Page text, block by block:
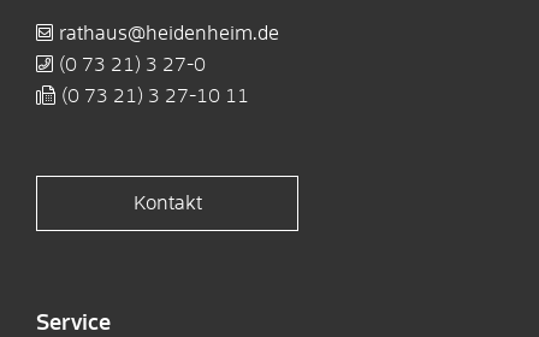
rathaus@heidenheim.de
(0 73 21) 3 27-0
(0 73 21) 3 27-10 11
Kontakt
Service